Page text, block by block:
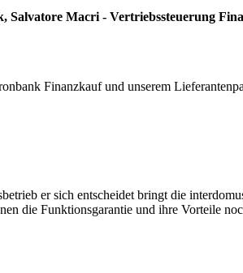
Salvatore Macri - Vertriebssteuerung
Finanzkauf und unserem
er sich entscheidet bringt die
die Funktionsgarantie und ihre Vorteile